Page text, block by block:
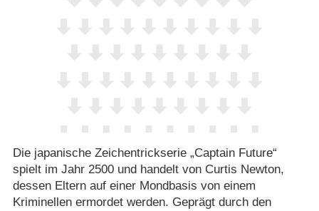
Die japanische Zeichentrickserie „Captain Future“
spielt im Jahr 2500 und handelt von Curtis Newton,
dessen Eltern auf einer Mondbasis von einem
Kriminellen ermordet werden. Geprägt durch den